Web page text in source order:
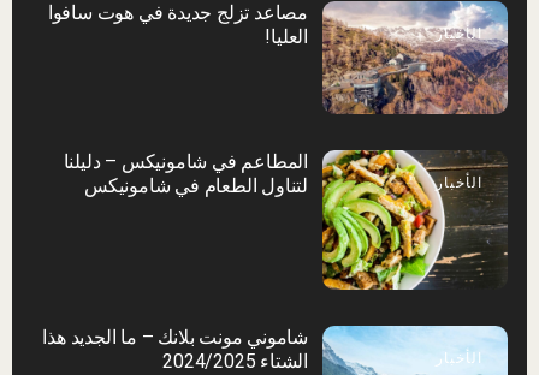
الأخبار
مصاعد تزلج جديدة في هوت سافوا
العليا!
الأخبار
المطاعم في شامونيكس – دليلنا
لتناول الطعام في شامونيكس
الأخبار
شاموني مونت بلانك – ما الجديد هذا
الشتاء 2024/2025